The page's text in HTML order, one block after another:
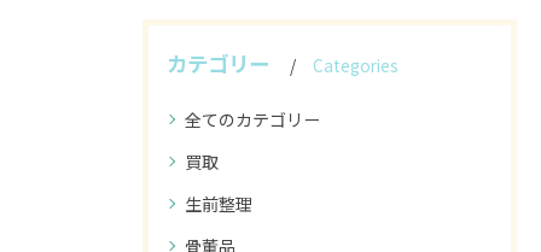
カテゴリー Categories
全てのカテゴリー
買取
生前整理
骨董品